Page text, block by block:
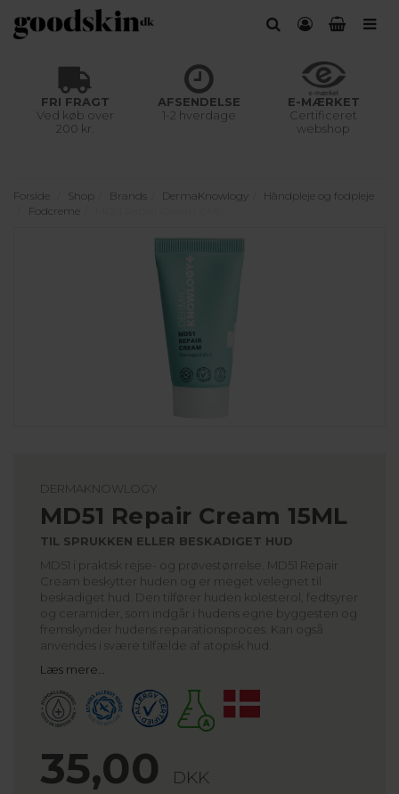
FRI FRAGT
Ved køb over
200 kr.
AFSENDELSE
1-2 hverdage
E-MÆRKET
Certificeret
webshop
Forside Shop Brands DermaKnowlogy
Håndpleje og fodpleje
Fodcreme
DERMAKNOWLOGY
MD51 Repair Cream 15ML
TIL SPRUKKEN ELLER BESKADIGET HUD
MD51 i praktisk rejse- og prøvestørrelse. MD51 Repair
Cream beskytter huden og er meget velegnet til
beskadiget hud. Den tilfører huden kolesterol, fedtsyrer
og ceramider, som indgår i hudens egne byggesten og
fremskynder hudens reparationsproces. Kan også
anvendes i svære tilfælde af atopisk hud.
Læs mere…
35,00 DKK